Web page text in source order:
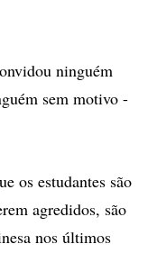
ninguém
sem motivo -
os estudantes são
agredidos, são
nos últimos